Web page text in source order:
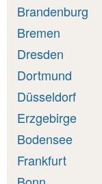
Brandenburg
Bremen
Dresden
Dortmund
Düsseldorf
Erzgebirge
Bodensee
Frankfurt